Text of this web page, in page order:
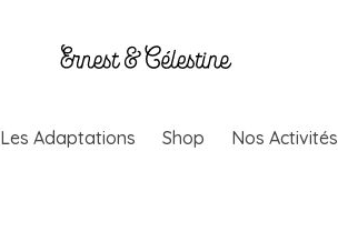
Les Adaptations Shop Nos Activités